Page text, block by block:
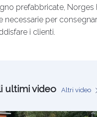
prefabbricate, Norges
necessarie per
i clienti.
ultimi video Altri video